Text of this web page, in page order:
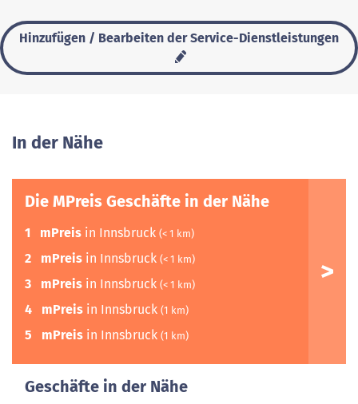
Hinzufügen / Bearbeiten der Service-Dienstleistungen
In der Nähe
Die MPreis Geschäfte in der Nähe
1 mPreis in Innsbruck (< 1 km)
2 mPreis in Innsbruck (< 1 km)
3 mPreis in Innsbruck (< 1 km)
4 mPreis in Innsbruck (1 km)
5 mPreis in Innsbruck (1 km)
Geschäfte in der Nähe